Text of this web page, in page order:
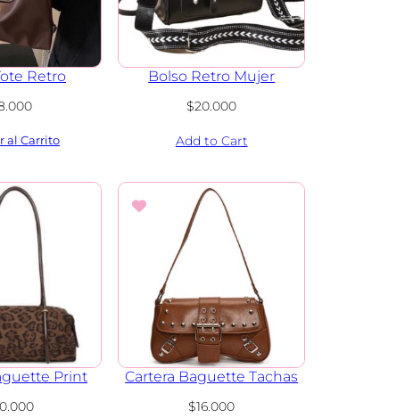
Retro Bolso Retro Mujer
$20.000
Add to Cart
Print Cartera Baguette Tachas
$16.000